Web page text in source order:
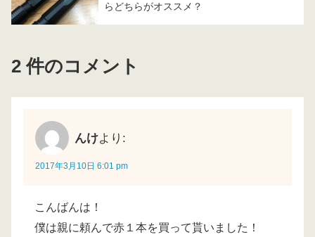
らどちらがオススメ？
2 件のコメント
んけより:
2017年3月10日 6:01 pm
こんばんは！
僕は親に頼んで赤１本を買って貰いました！